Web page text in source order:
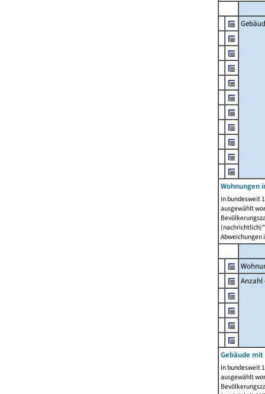
Wohnungen
In bundesweit
ausgewählt
Abweichungen
Anzahl
Gebäude
In bundesweit
ausgewählt